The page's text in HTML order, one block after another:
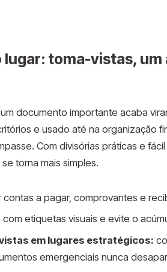
lugar: toma-vistas, um
documento importante acaba
e usado até na organização
Com divisórias práticas e
torna mais simples.
a pagar, comprovantes e
etiquetas visuais e evite o
em lugares estratégicos:
emergenciais nunca